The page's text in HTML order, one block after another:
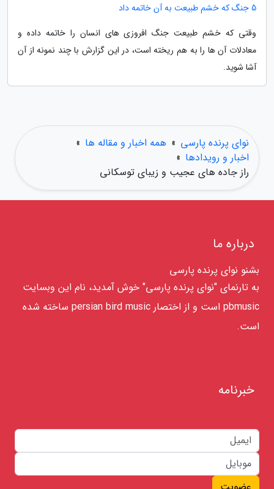
5 جنگ که خشم طبیعت به آن خاتمه داد
وقتی که خشم طبیعت جنگ افروزی های انسان را خاتمه داده و
معادلات آن ها را به هم ریخته است، در این گزارش با چند نمونه از آن
آشا شوید.
نوای پرنده پارسی » همه اخبار و مقاله ها »
اخبار و رویدادها »
راز جاده های عجیب و زیبای توسکانی
درباره ما
بشنو نوای پرنده پارسی
به تارنمای "نوای پرنده پارسی" خوش آمدید، نام این وبسایت
pbmusic است و از اختصار persian bird music ساخته شده
است.
خبرنامه